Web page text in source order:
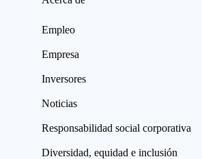
Empleo
Empresa
Inversores
Noticias
Responsabilidad social corporativa
Diversidad, equidad e inclusión